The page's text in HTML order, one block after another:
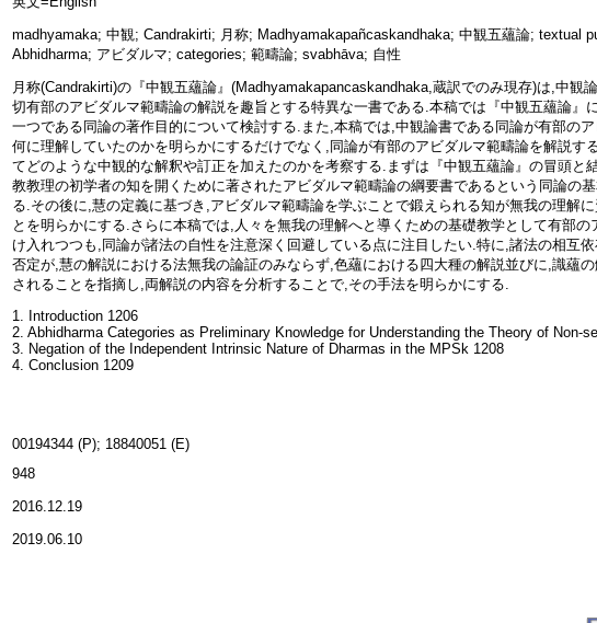
madhyamaka; 中観; Candrakirti; 月称; Madhyamakapañcaskandhaka; 中観五蘊論; textual
Abhidharma; アビダルマ; categories; 範疇論; svabhāva; 自性
月称(Candrakirti)の『中観五蘊論』(Madhyamakapancaskandhaka,蔵訳でのみ現存)は,中観
切有部のアビダルマ範疇論の解説を趣旨とする特異な一書である.本稿では『中観五蘊論』
一つである同論の著作目的について検討する.また,本稿では,中観論書である同論が有部の
何に理解していたのかを明らかにするだけでなく,同論が有部のアビダルマ範疇論を解説す
てどのような中観的な解釈や訂正を加えたのかを考察する.まずは『中観五蘊論』の冒頭と
教教理の初学者の知を開くために著されたアビダルマ範疇論の綱要書であるという同論の
る.その後に,慧の定義に基づき,アビダルマ範疇論を学ぶことで鍛えられる知が無我の理解
とを明らかにする.さらに本稿では,人々を無我の理解へと導くための基礎教学として有部の
け入れつつも,同論が諸法の自性を注意深く回避している点に注目したい.特に,諸法の相互
否定が,慧の解説における法無我の論証のみならず,色蘊における四大種の解説並びに,識蘊
されることを指摘し,両解説の内容を分析することで,その手法を明らかにする.
1. Introduction 1206
2. Abhidharma Categories as Preliminary Knowledge for Understanding the Theory of Non-
3. Negation of the Independent Intrinsic Nature of Dharmas in the MPSk 1208
4. Conclusion 1209
00194344 (P); 18840051 (E)
948
2016.12.19
2019.06.10